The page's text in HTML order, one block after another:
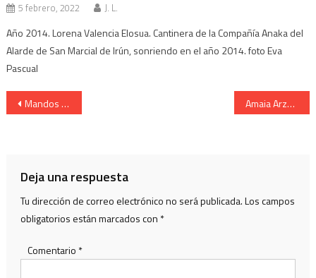
5 febrero, 2022 J. L.
Año 2014. Lorena Valencia Elosua. Cantinera de la Compañía Anaka del
Alarde de San Marcial de Irún, sonriendo en el año 2014. foto Eva
Pascual
Navegación
Mandos en la ofrenda. Cantineras y mandos del Alarde. Año 2006. Amaia Arzak Cantinera de Caballería dirección Iglesia 2006.
Deja una respuesta
Tu dirección de correo electrónico no será publicada.Los campos
obligatorios están marcados con *
Comentario *